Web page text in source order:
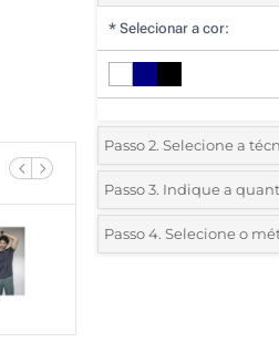
* Selecionar a cor:
Passo 2. Selecione a
*Selecione o tipo de
1 Cor (Num lado)
Passo 3. Indique a
*Pedido mínimo 5 (total
Passo 4. Selecione o